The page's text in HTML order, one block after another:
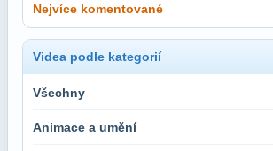
Nejvíce komentované
Videa podle kategorií
Všechny
Animace a umění